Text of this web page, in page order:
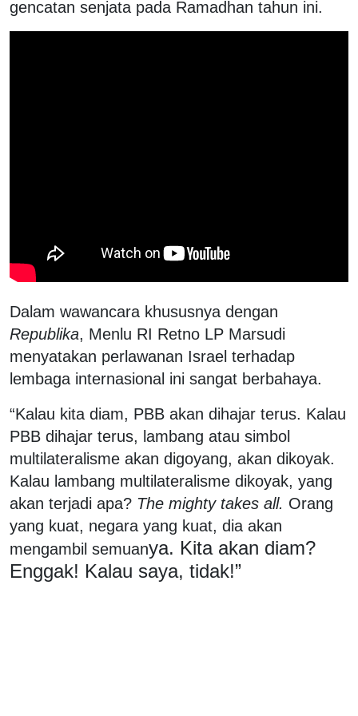
gencatan senjata pada Ramadhan tahun ini.
Dalam wawancara khususnya dengan
Republika, Menlu RI Retno LP Marsudi
menyatakan perlawanan Israel terhadap
lembaga internasional ini sangat berbahaya.
“Kalau kita diam, PBB akan dihajar terus. Kalau
PBB dihajar terus, lambang atau simbol
multilateralisme akan digoyang, akan dikoyak.
Kalau lambang multilateralisme dikoyak, yang
akan terjadi apa? The mighty takes all. Orang
yang kuat, negara yang kuat, dia akan
mengambil semuanya. Kita akan diam?
Enggak! Kalau saya, tidak!”